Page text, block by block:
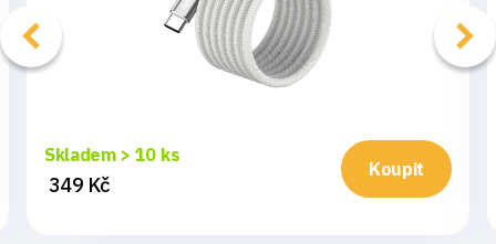
Skladem > 10 ks
349 Kč
Koupit